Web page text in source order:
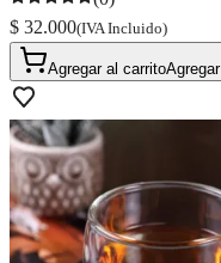
$ 32.000(IVA Incluido)
Agregar al carritoAgregar